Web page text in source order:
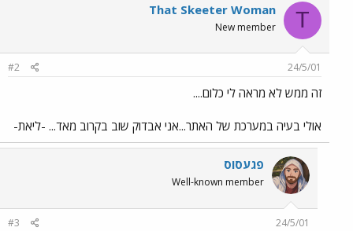
T
That Skeeter Woman
New member
24/5/01
#2
זה ממש לא מראה לי כלום....
אולי בעיה במערכת של האתר...אני אבדוק שוב בקרוב מאד... -ליאת-
פגעסוס
Well-known member
24/5/01
#3